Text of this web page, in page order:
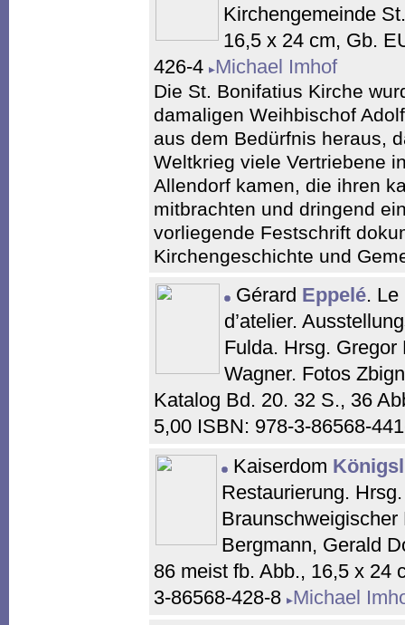
Kirchengemeinde
16,5 x 24 cm, Gb.
426-4 Michael Imhof
Die St. Bonifatius Kirche
damaligen Weihbischof
aus dem Bedürfnis heraus,
Weltkrieg viele Vertriebene
Allendorf kamen, die ihren
mitbrachten und dringend
vorliegende Festschrift
Kirchengeschichte und
Gérard Eppelé. Le
d’atelier.
Fulda. Hrsg.
Wagner. Fotos
Katalog Bd. 20. 32 S., 36
5,00 ISBN: 978-3-86568-
Kaiserdom
Restaurierung.
Bergmann, Gerald
86 meist fb. Abb., 16,5 x 24
3-86568-428-8 Michael